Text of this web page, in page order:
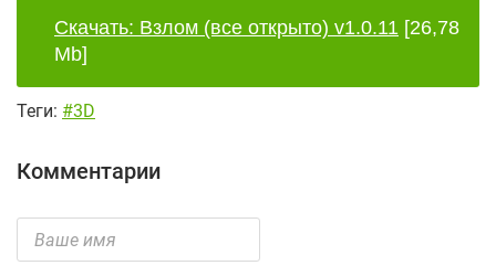
Скачать: Взлом (все открыто) v1.0.11 [26,78
Mb]
Теги: #3D
Комментарии